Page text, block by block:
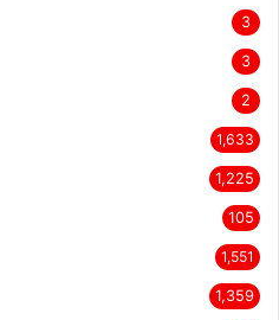
3
3
2
1,633
1,225
105
1,551
1,359